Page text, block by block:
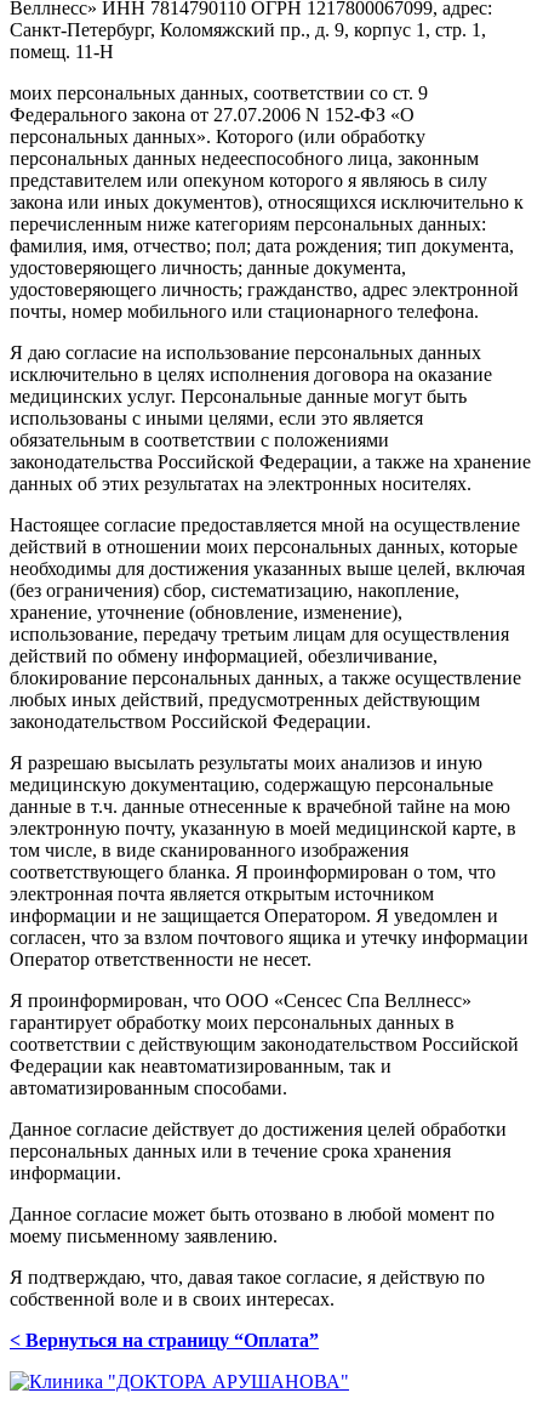
Веллнесс» ИНН 7814790110 ОГРН 1217800067099, адрес:
Санкт-Петербург, Коломяжский пр., д. 9, корпус 1, стр. 1,
помещ. 11-Н
моих персональных данных, соответствии со ст. 9
Федерального закона от 27.07.2006 N 152-ФЗ «О
персональных данных». Которого (или обработку
персональных данных недееспособного лица, законным
представителем или опекуном которого я являюсь в силу
закона или иных документов), относящихся исключительно к
перечисленным ниже категориям персональных данных:
фамилия, имя, отчество; пол; дата рождения; тип документа,
удостоверяющего личность; данные документа,
удостоверяющего личность; гражданство, адрес электронной
почты, номер мобильного или стационарного телефона.
Я даю согласие на использование персональных данных
исключительно в целях исполнения договора на оказание
медицинских услуг. Персональные данные могут быть
использованы с иными целями, если это является
обязательным в соответствии с положениями
законодательства Российской Федерации, а также на хранение
данных об этих результатах на электронных носителях.
Настоящее согласие предоставляется мной на осуществление
действий в отношении моих персональных данных, которые
необходимы для достижения указанных выше целей, включая
(без ограничения) сбор, систематизацию, накопление,
хранение, уточнение (обновление, изменение),
использование, передачу третьим лицам для осуществления
действий по обмену информацией, обезличивание,
блокирование персональных данных, а также осуществление
любых иных действий, предусмотренных действующим
законодательством Российской Федерации.
Я разрешаю высылать результаты моих анализов и иную
медицинскую документацию, содержащую персональные
данные в т.ч. данные отнесенные к врачебной тайне на мою
электронную почту, указанную в моей медицинской карте, в
том числе, в виде сканированного изображения
соответствующего бланка. Я проинформирован о том, что
электронная почта является открытым источником
информации и не защищается Оператором. Я уведомлен и
согласен, что за взлом почтового ящика и утечку информации
Оператор ответственности не несет.
Я проинформирован, что ООО «Сенсес Спа Веллнесс»
гарантирует обработку моих персональных данных в
соответствии с действующим законодательством Российской
Федерации как неавтоматизированным, так и
автоматизированным способами.
Данное согласие действует до достижения целей обработки
персональных данных или в течение срока хранения
информации.
Данное согласие может быть отозвано в любой момент по
моему письменному заявлению.
Я подтверждаю, что, давая такое согласие, я действую по
собственной воле и в своих интересах.
< Вернуться на страницу “Оплата”